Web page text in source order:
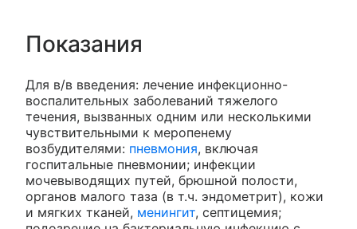
Показания
Для в/в введения: лечение инфекционно-
воспалительных заболеваний тяжелого
течения, вызванных одним или несколькими
чувствительными к меропенему
возбудителями: пневмония, включая
госпитальные пневмонии; инфекции
мочевыводящих путей, брюшной полости,
органов малого таза (в т.ч. эндометрит), кожи
и мягких тканей, менингит, септицемия;